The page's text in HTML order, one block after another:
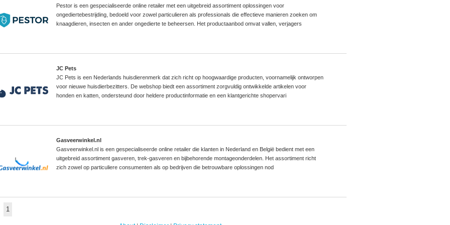
Pestor is een gespecialiseerde online retailer met een uitgebreid assortiment oplossingen voor
ongediertebestrijding, bedoeld voor zowel particulieren als professionals die effectieve manieren zoeken om
knaagdieren, insecten en ander ongedierte te beheersen. Het productaanbod omvat vallen, verjagers
JC Pets
JC Pets is een Nederlands huisdierenmerk dat zich richt op hoogwaardige producten, voornamelijk ontworpen
voor nieuwe huisdierbezitters. De webshop biedt een assortiment zorgvuldig ontwikkelde artikelen voor
honden en katten, ondersteund door heldere productinformatie en een klantgerichte shopervari
Gasveerwinkel.nl
Gasveerwinkel.nl is een gespecialiseerde online retailer die klanten in Nederland en België bedient met een
uitgebreid assortiment gasveren, trek-gasveren en bijbehorende montageonderdelen. Het assortiment richt
zich zowel op particuliere consumenten als op bedrijven die betrouwbare oplossingen nod
1